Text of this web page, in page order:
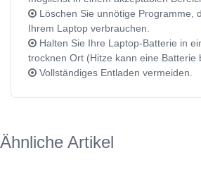
Löschen Sie unnötige Programme,
Ihrem Laptop verbrauchen.
Halten Sie Ihre Laptop-Batterie in
trocknen Ort (Hitze kann eine Batterie
Vollständiges Entladen vermeiden.
Ähnliche Artikel